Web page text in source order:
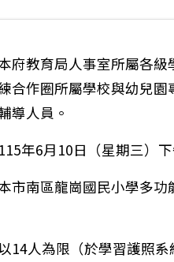
府教育局人事室所屬各
合作圈所屬學校與幼兒
導人員。
年6月10日（星期三）
市南區龍崗國民小學多
14人為限（於學習護照系